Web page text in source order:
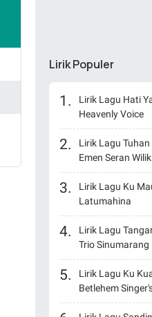
Lirik Populer
Lirik Lagu Hati
Heavenly Voice
Lirik Lagu
Emen Seran Wilik
Lirik Lagu Ku
Latumahina
Lirik Lagu
Trio Sinumarang
Lirik Lagu Ku
Betlehem